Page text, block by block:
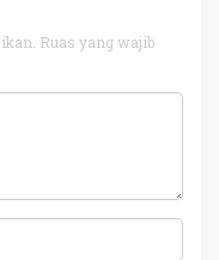
Ruas yang wajib